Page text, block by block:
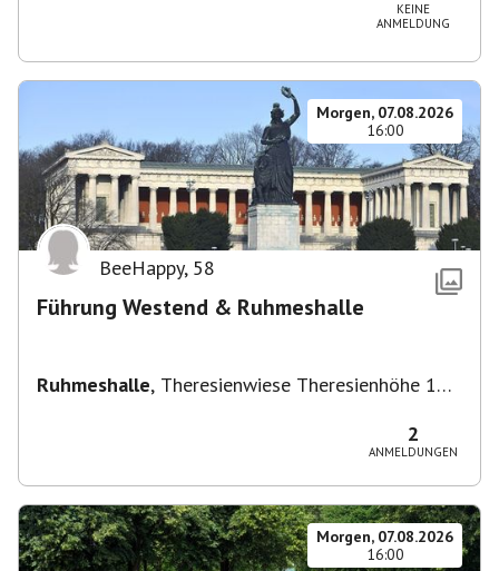
KEINE
ANMELDUNG
Morgen, 07.08.2026
16:00
BeeHappy, 58
Führung Westend & Ruhmeshalle
Ruhmeshalle, Theresienwiese Theresienhöhe 16,
2
ANMELDUNGEN
Morgen, 07.08.2026
16:00